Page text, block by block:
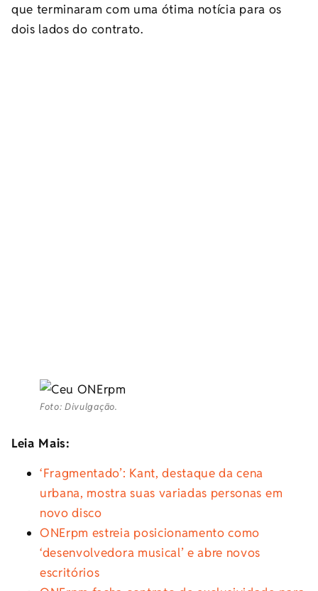
que terminaram com uma ótima notícia para os
dois lados do contrato.
Foto: Divulgação.
Leia Mais:
‘Fragmentado’: Kant, destaque da cena
urbana, mostra suas variadas personas em
novo disco
ONErpm estreia posicionamento como
‘desenvolvedora musical’ e abre novos
escritórios